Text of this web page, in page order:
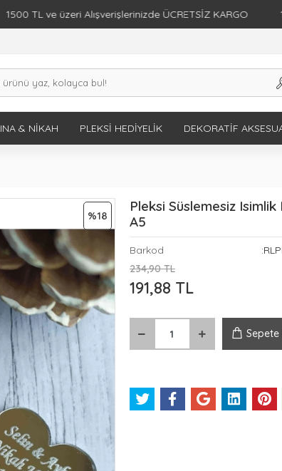
ve üzeri Alışverişlerinizde ÜCRETSİZ KARGO 1500 TL
& NIKAH PLEKSI HEDIYELIK DEKORATIF
%18
Pleksi Süslemesiz
A5
Barkod
234,90 TL
191,88 TL
Sepete